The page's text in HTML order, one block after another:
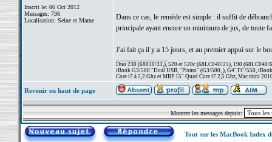
Inscrit le: 06 Oct 2012
Messages: 736
Localisation: Seine et Marne
Dans ce cas, le remède est simple : il suffit de
principale ayant encore un minimum de jus, de toute
J'ai fait ça il y a 15 jours, et au premier appui sur le
Duo 230 (68030/33,), 520 et 520c (68LC040/25), 190 (68LC040/
iBook G3/500 "Dual USB, "Pismo" (G3/500, ), G4"Ti"/550,
Core i7 à 2,2 Ghz et MBP 15" Quad Core i7 2,5 Ghz, Mac mini
Revenir en haut de page
Montrer les messages depuis:
Tout sur les MacBook Index